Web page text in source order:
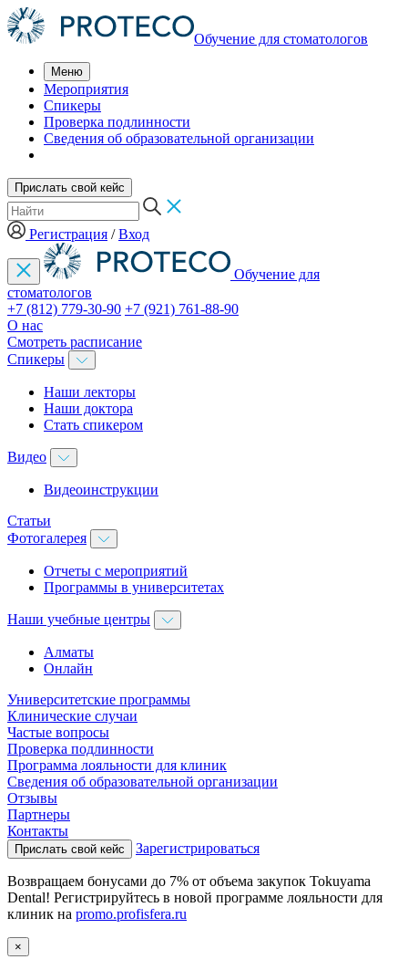
Обучение для стоматологов
Меню
Мероприятия
Спикеры
Проверка подлинности
Сведения об образовательной организации
Прислать свой кейс
Регистрация /Вход
Обучение для
стоматологов
+7 (812) 779-30-90 +7 (921) 761-88-90
О нас
Смотреть расписание
Спикеры
Наши лекторы
Наши доктора
Стать спикером
Видео
Видеоинструкции
Статьи
Фотогалерея
Отчеты с мероприятий
Программы в университетах
Наши учебные центры
Алматы
Онлайн
Университетские программы
Клинические случаи
Частые вопросы
Проверка подлинности
Программа лояльности для клиник
Сведения об образовательной организации
Отзывы
Партнеры
Контакты
Прислать свой кейс Зарегистрироваться
Возвращаем бонусами до 7% от объема закупок Tokuyama
Dental! Регистрируйтесь в новой программе лояльности для
клиник на promo.profisfera.ru
×